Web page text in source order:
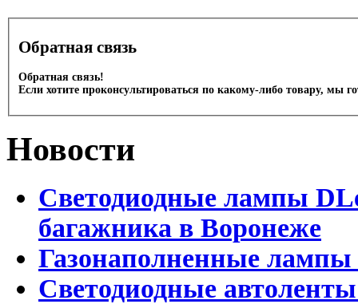
Обратная связь
Обратная связь!
Если хотите проконсультироваться по какому-либо товару, мы
Новости
Светодиодные лампы
багажника в Воронеже
Газонаполненные
Светодиодные